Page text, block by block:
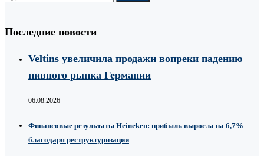
Последние новости
Veltins увеличила продажи вопреки падению
пивного рынка Германии
06.08.2026
Финансовые результаты Heineken: прибыль выросла на 6,7%
благодаря реструктуризации